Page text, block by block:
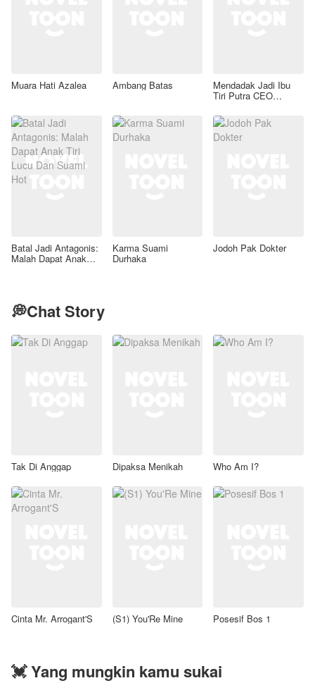
Muara Hati Azalea Ambang Batas Mendadak Jadi Ibu
Tiri Putra CEO
Batal Jadi Antagonis:
Malah Dapat Anak
Karma Suami
Durhaka
Jodoh Pak Dokter
💭Chat Story
Tak Di Anggap Dipaksa Menikah Who Am I?
Cinta Mr. Arrogant'S (S1) You'Re Mine Posesif Bos 1
💓 Yang mungkin kamu sukai